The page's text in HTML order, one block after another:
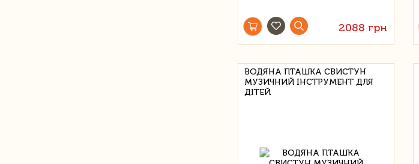
2088 грн
ВОДЯНА ПТАШКА СВИСТУН
МУЗИЧНИЙ ІНСТРУМЕНТ ДЛЯ
ДІТЕЙ